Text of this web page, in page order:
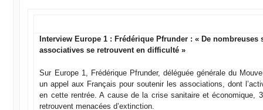
Interview Europe 1 : Frédérique Pfrunder : « De nombreuses
associatives se retrouvent en difficulté »
Sur Europe 1, Frédérique Pfrunder, déléguée générale du
un appel aux Français pour soutenir les associations, dont
en cette rentrée. A cause de la crise sanitaire et économique,
retrouvent menacées d’extinction.